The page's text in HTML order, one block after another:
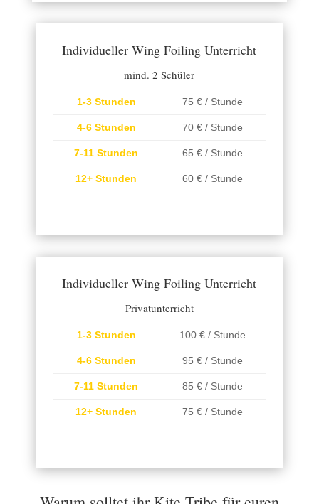
Individueller Wing Foiling Unterricht
mind. 2 Schüler
1-3 Stunden 75 € / Stunde
4-6 Stunden 70 € / Stunde
7-11 Stunden 65 € / Stunde
12+ Stunden 60 € / Stunde
Individueller Wing Foiling Unterricht
Privatunterricht
1-3 Stunden 100 € / Stunde
4-6 Stunden 95 € / Stunde
7-11 Stunden 85 € / Stunde
12+ Stunden 75 € / Stunde